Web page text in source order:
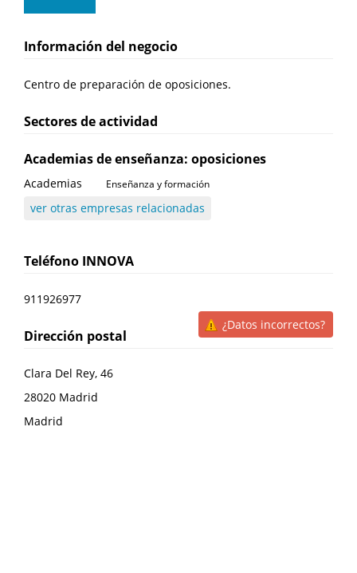
Información del negocio
Centro de preparación de oposiciones.
Sectores de actividad
Academias de enseñanza: oposiciones
Academias Enseñanza y formación
ver otras empresas relacionadas
Teléfono INNOVA
911926977
¿Datos incorrectos?
Dirección postal
Clara Del Rey, 46
28020 Madrid
Madrid